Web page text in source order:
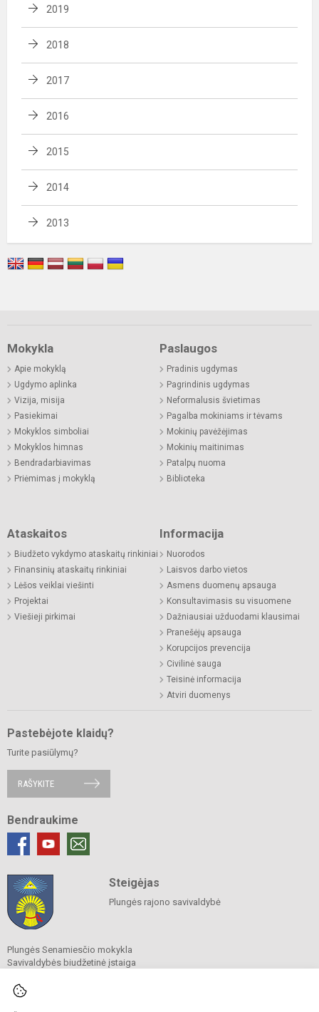
2019
2018
2017
2016
2015
2014
2013
Mokykla
Apie mokyklą
Ugdymo aplinka
Vizija, misija
Pasiekimai
Mokyklos simboliai
Mokyklos himnas
Bendradarbiavimas
Priėmimas į mokyklą
Paslaugos
Pradinis ugdymas
Pagrindinis ugdymas
Neformalusis švietimas
Pagalba mokiniams ir tėvams
Mokinių pavėžėjimas
Mokinių maitinimas
Patalpų nuoma
Biblioteka
Ataskaitos
Biudžeto vykdymo ataskaitų rinkiniai
Finansinių ataskaitų rinkiniai
Lėšos veiklai viešinti
Projektai
Viešieji pirkimai
Informacija
Nuorodos
Laisvos darbo vietos
Asmens duomenų apsauga
Konsultavimasis su visuomene
Dažniausiai užduodami klausimai
Pranešėjų apsauga
Korupcijos prevencija
Civilinė sauga
Teisinė informacija
Atviri duomenys
Pastebėjote klaidų?
Turite pasiūlymų?
RAŠYKITE
Bendraukime
Steigėjas
Plungės rajono savivaldybė
Plungės Senamiesčio mokykla
Savivaldybės biudžetinė įstaiga
Tel.Nr.
El. p.